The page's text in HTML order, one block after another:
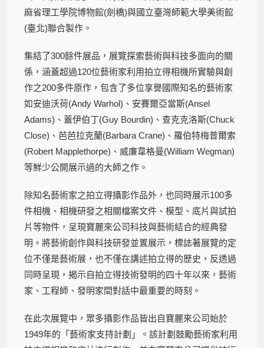
麻省理工學院博物館(劍橋)與國立臺灣師範大學美術館
(臺北)聯合製作。
集結了300餘件展品，展覽探索藝術與科技多面向的關
係，涵蓋超過120位藝術家利用拍立得相機所實驗與創
作之200多件原作，包含了多位享譽國際知名的藝術家
如安迪沃荷(Andy Warhol)、安賽爾亞當斯(Ansel
Adams)、蓋伊伯丁(Guy Bourdin)、查克克洛斯(Chuck
Close)、芭芭拉克蘭(Barbara Crane)、羅伯特梅普爾索
(Robert Mapplethorpe)、威廉韋格曼(William Wegman)
等鮮少公開展示過的大師之作。
除知名藝術家之拍立得攝影作品外，也同時展示100多
件相機、相機研發之相關檔案文件、模型、底片與試拍
片等物件，呈現寶麗來公司科技與藝術結合的經典發
明。將藝術創作與科技研發並置展示，標誌著展覽的定
位不僅是藝術展，也不僅在講述拍立得的歷史，反透過
同時呈現，揭示自拍立得技術發明的四十年以來，藝術
家、工程師、發明家間對話中最重要的時刻。
在此次展覽中，眾多攝影作品皆出自寶麗來公司始於
1949年的「藝術家支持計劃」。該計劃鼓勵藝術家利用